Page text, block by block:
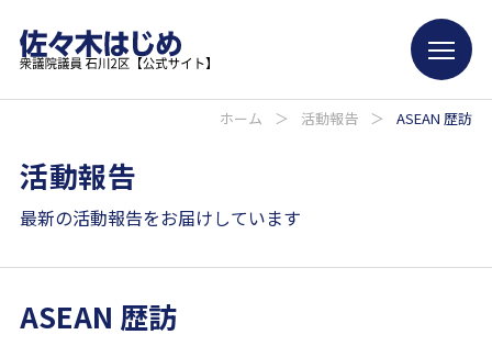
ホーム ＞ 活動報告 ＞ ASEAN 歴訪
活動報告
最新の活動報告をお届けしています
ASEAN 歴訪